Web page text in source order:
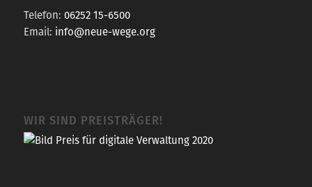
Telefon: 06252 15-6500
Email: info@neue-wege.org
WIR SIND PREISTRÄGER!